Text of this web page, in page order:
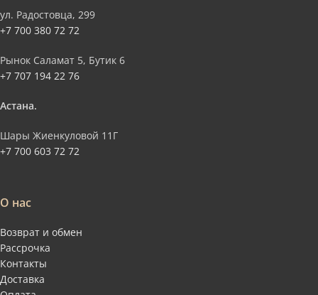
ул. Радостовца, 299
+7 700 380 72 72
Рынок Саламат 5, Бутик 6
+7 707 194 22 76
Астана.
Шары Жиенкуловой 11Г
+7 700 603 72 72
О нас
Возврат и обмен
Рассрочка
Контакты
Доставка